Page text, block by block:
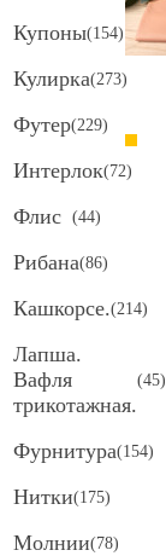
Купоны(154)
Кулирка(273)
Футер(229)
Интерлок(72)
Флис (44)
Рибана(86)
Кашкорсе.(214)
Лапша.
Вафля
трикотажная.
(45)
Фурнитура(154)
Нитки(175)
Молнии(78)